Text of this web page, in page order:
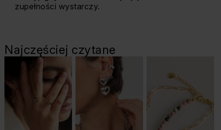
zupełności wystarczy.
Najczęściej czytane